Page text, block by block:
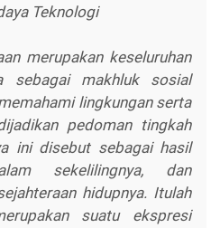
Teknologi
merupakan keseluruhan
sebagai makhluk sosial
lingkungan serta
pedoman tingkah
ini disebut sebagai hasil
sekelilingnya, dan
hidupnya. Itulah
suatu ekspresi